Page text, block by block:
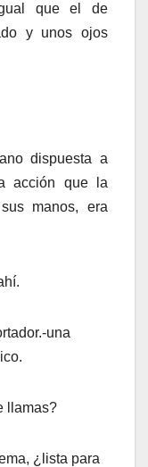
que el de
y unos ojos
dispuesta a
acción que la
manos, era
una
llamas?
¿lista para